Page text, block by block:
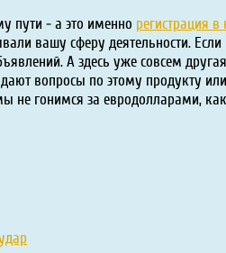
пути - а это именно регистрация в
вашу сферу деятельности.
А здесь уже совсем
вопросы по этому продукту
не гонимся за евродолларами,